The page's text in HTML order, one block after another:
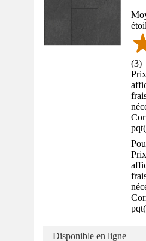
(3)
pqt(
pqt(
Disponible en ligne